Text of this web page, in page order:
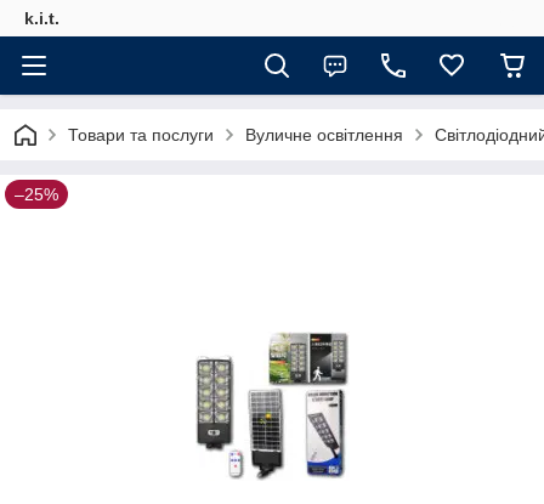
k.i.t.
Товари та послуги Вуличне освітлення
–25%